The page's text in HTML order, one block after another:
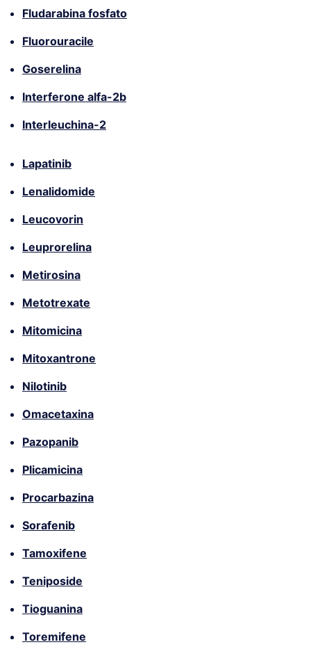
Fludarabina fosfato
Fluorouracile
Goserelina
Interferone alfa-2b
Interleuchina-2
Lapatinib
Lenalidomide
Leucovorin
Leuprorelina
Metirosina
Metotrexate
Mitomicina
Mitoxantrone
Nilotinib
Omacetaxina
Pazopanib
Plicamicina
Procarbazina
Sorafenib
Tamoxifene
Teniposide
Tioguanina
Toremifene